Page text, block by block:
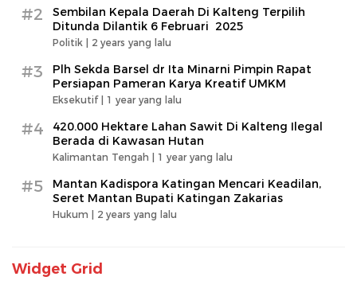
#2
Sembilan Kepala Daerah Di Kalteng Terpilih
Ditunda Dilantik 6 Februari 2025
Politik | 2 years yang lalu
#3
Plh Sekda Barsel dr Ita Minarni Pimpin Rapat
Persiapan Pameran Karya Kreatif UMKM
Eksekutif | 1 year yang lalu
#4
420.000 Hektare Lahan Sawit Di Kalteng Ilegal
Berada di Kawasan Hutan
Kalimantan Tengah | 1 year yang lalu
#5
Mantan Kadispora Katingan Mencari Keadilan,
Seret Mantan Bupati Katingan Zakarias
Hukum | 2 years yang lalu
Widget Grid